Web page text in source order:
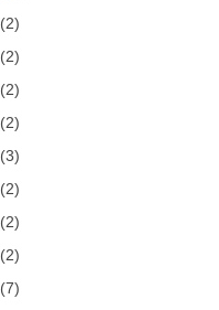
(2)
(2)
(2)
(2)
(3)
(2)
(2)
(2)
(7)